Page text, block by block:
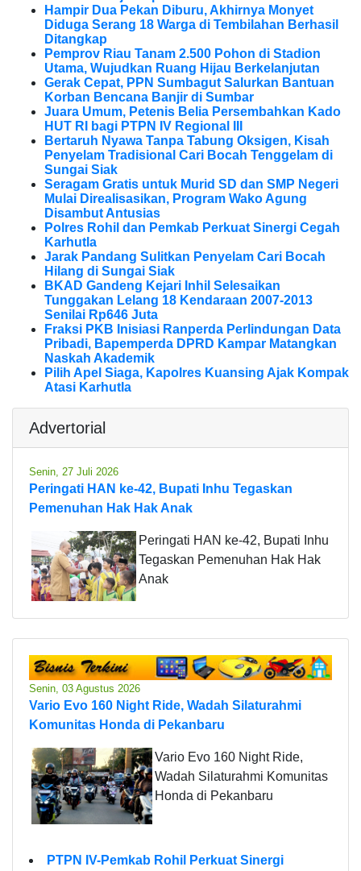
Hampir Dua Pekan Diburu, Akhirnya Monyet
Diduga Serang 18 Warga di Tembilahan Berhasil
Ditangkap
Pemprov Riau Tanam 2.500 Pohon di Stadion
Utama, Wujudkan Ruang Hijau Berkelanjutan
Gerak Cepat, PPN Sumbagut Salurkan Bantuan
Korban Bencana Banjir di Sumbar
Juara Umum, Petenis Belia Persembahkan Kado
HUT RI bagi PTPN IV Regional III
Bertaruh Nyawa Tanpa Tabung Oksigen, Kisah
Penyelam Tradisional Cari Bocah Tenggelam di
Sungai Siak
Seragam Gratis untuk Murid SD dan SMP Negeri
Mulai Direalisasikan, Program Wako Agung
Disambut Antusias
Polres Rohil dan Pemkab Perkuat Sinergi Cegah
Karhutla
Jarak Pandang Sulitkan Penyelam Cari Bocah
Hilang di Sungai Siak
BKAD Gandeng Kejari Inhil Selesaikan
Tunggakan Lelang 18 Kendaraan 2007-2013
Senilai Rp646 Juta
Fraksi PKB Inisiasi Ranperda Perlindungan Data
Pribadi, Bapemperda DPRD Kampar Matangkan
Naskah Akademik
Pilih Apel Siaga, Kapolres Kuansing Ajak Kompak
Atasi Karhutla
Advertorial
Senin, 27 Juli 2026
Peringati HAN ke-42, Bupati Inhu Tegaskan
Pemenuhan Hak Hak Anak
Peringati HAN ke-42, Bupati Inhu
Tegaskan Pemenuhan Hak Hak
Anak
Senin, 03 Agustus 2026
Vario Evo 160 Night Ride, Wadah Silaturahmi
Komunitas Honda di Pekanbaru
Vario Evo 160 Night Ride,
Wadah Silaturahmi Komunitas
Honda di Pekanbaru
PTPN IV-Pemkab Rohil Perkuat Sinergi